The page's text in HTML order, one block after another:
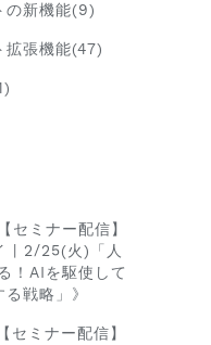
の新機能(9)
拡張機能(47)
セミナー配信】
| 2/25(火)「人
！AIを駆使して
戦略」》
セミナー配信】